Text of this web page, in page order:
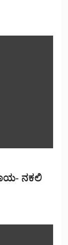
ನಕಲಿ